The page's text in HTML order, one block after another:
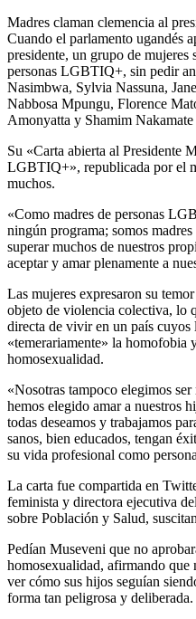
Madres claman clemencia al
Cuando el parlamento ugandés
presidente, un grupo de
personas LGBTIQ+, sin pedir
Nasimbwa, Sylvia Nassuna,
Nabbosa Mpungu, Florence
Amonyatta y Shamim Nakamate
Su «Carta abierta al Presidente
LGBTIQ+», republicada por el
muchos.
«Como madres de personas
ningún programa; somos
superar muchos de nuestros
aceptar y amar plenamente a
Las mujeres expresaron su
objeto de violencia colectiva, lo
directa de vivir en un país cuyos
«temerariamente» la homofobia
homosexualidad.
«Nosotras tampoco elegimos
hemos elegido amar a nuestros
todas deseamos y trabajamos
sanos, bien educados, tengan
su vida profesional como
La carta fue compartida en
feminista y directora ejecutiva
sobre Población y Salud,
Pedían Museveni que no
homosexualidad, afirmando que
ver cómo sus hijos seguían
forma tan peligrosa y deliberada.